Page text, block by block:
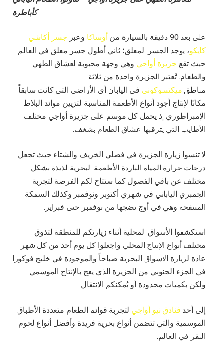
كأباطرة
على بعد 90 دقيقة بالسيارة من أوساكا وعبر جسر أكاشي
كايكو، يوجد الجسر المعلق؛ ثاني أطول جسر معلق في العالم
حيث تقع جزيرة أواجي وهي وجهة محبوبة لعشاق الطهي
والطعام. تُعتبر الجزيرة واحدة من ثلاثة
مناطق ميكتسوكوني في اليابان أي الأراضي التي كانت سابقاً
مكانًا لإنتاج أجود أنواع الأطعمة المناسبة لتزيين موائد البلاط
الإمبراطوري إذ يحمل كل موسم على جزيرة أواجي مختلف
الأطايب التي يترقبها عشاق الطعام بشغف.
لا تنسوا زيارة الجزيرة في فصلي الخريف والشتاء حيث تجعل
درجات حرارة المياه الباردة الأطعمة البحرية لذيذة بشكل
مختلف عن باقي الفصول كما ستتاح لكم الفرصة لتجربة
الجمبري الياباني في شهري أكتوبر ونوفمبر وكذلك السمكة
المنتفخة وهي في أوج نضجها من نوفمبر حتى فبراير.
استكشفوا الأسواق المحلية أثناء زيارتكم للمنطقة لتذوق
مختلف أنواع الإنتاج المحلي واجعلوا كل يوم أحد من كل شهر
عادة لزيارة الاسواق البحرية صباحاً والموجودة في خليج فوكورا
في الجزء الجنوبي من الجزيرة الذي يعج بالإنتاج الموسمي
ولكن بكميات محدودة أو يُمكنكم الانتقال
إلى أحد فنادق نيو أواجي لتجربة قوائم الطعام متعددة الأطباق
الموسمية والتي تتضمن أنواع بحرية فريدة وأفضل أنواع لحوم
البقر في العالم.